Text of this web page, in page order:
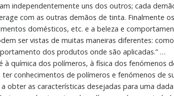
independentemente uns dos outros; cada
com as outras demãos de tinta. Finalmente
domésticos, etc. e a beleza e
ser vistas de muitas maneiras diferentes:
dos produtos onde são aplicadas.” …
química dos polímeros, à física dos fenómenos
conhecimentos de polímeros e fenómenos de
as características desejadas para uma